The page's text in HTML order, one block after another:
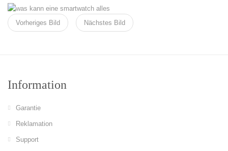
Vorheriges Bild Nächstes Bild
Information
Garantie
Reklamation
Support